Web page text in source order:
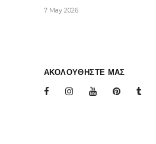
7 May 2026
ΑΚΟΛΟΥΘΗΣΤΕ ΜΑΣ